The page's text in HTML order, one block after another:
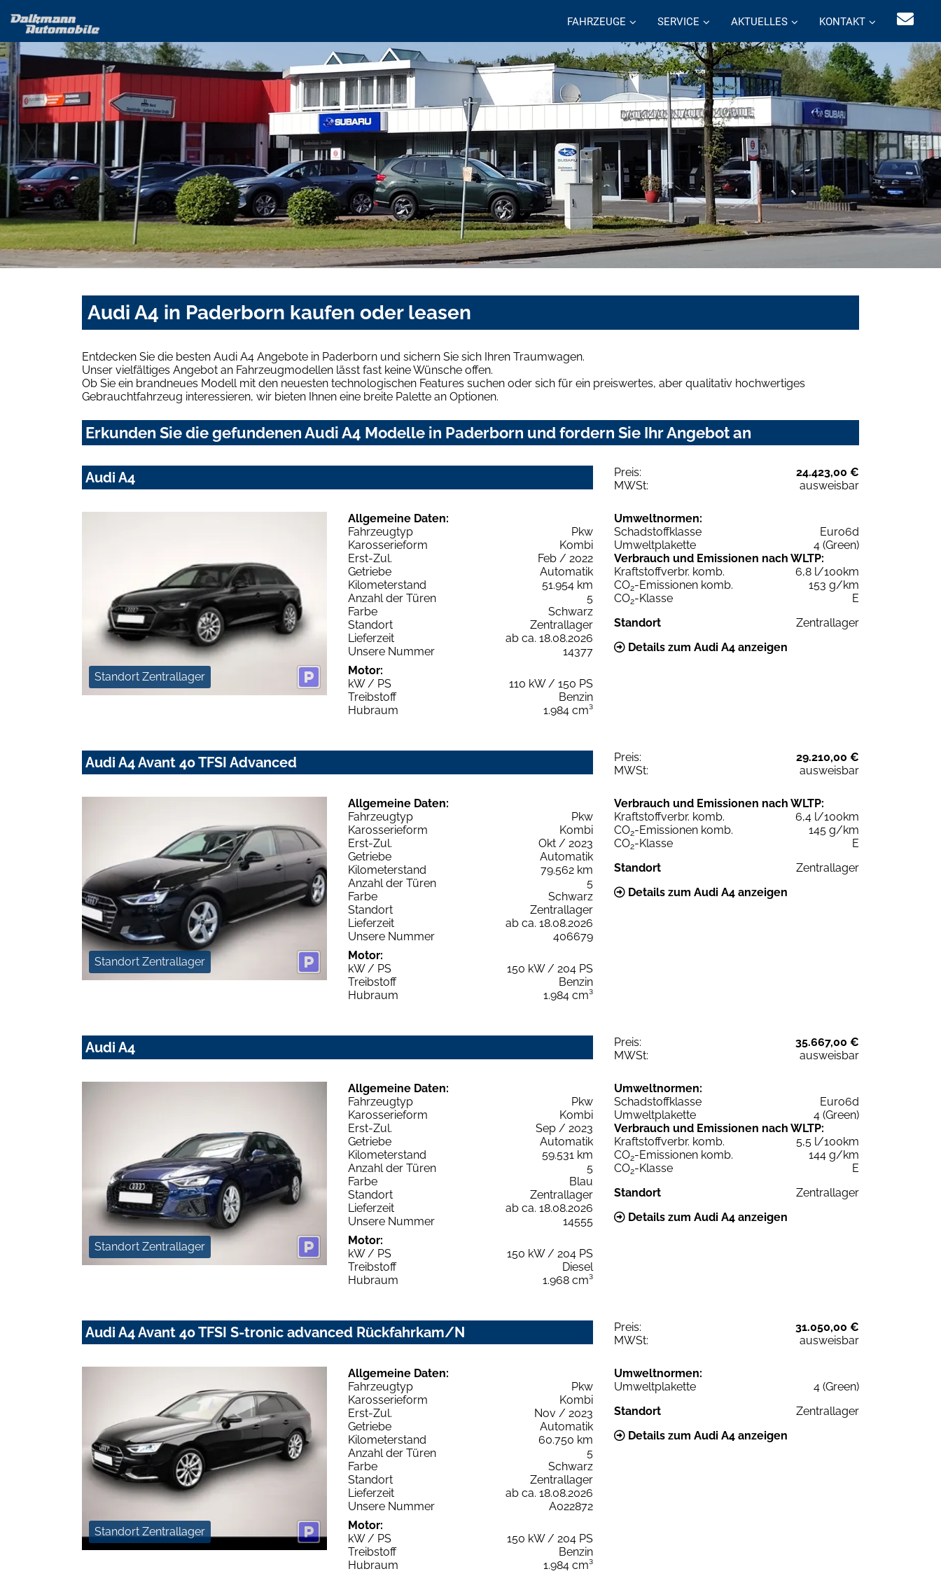
FAHRZEUGE SERVICE AKTUELLES KONTAKT
Audi A4 in Paderborn kaufen oder leasen
Entdecken Sie die besten Audi A4 Angebote in Paderborn und sichern Sie sich Ihren Traumwagen.
Unser vielfältiges Angebot an Fahrzeugmodellen lässt fast keine Wünsche offen.
Ob Sie ein brandneues Modell mit den neuesten technologischen Features suchen oder sich für ein preiswertes, aber qualitativ hochwertiges
Gebrauchtfahrzeug interessieren, wir bieten Ihnen eine breite Palette an Optionen.
Erkunden Sie die gefundenen Audi A4 Modelle in Paderborn und fordern Sie Ihr Angebot an
Audi A4 Preis:
24.423,00 €
MWSt:
ausweisbar
Standort Zentrallager
Allgemeine Daten:
Fahrzeugtyp
Pkw
Karosserieform
Kombi
Erst-Zul.
Feb / 2022
Getriebe
Automatik
Kilometerstand
51.954 km
Anzahl der Türen
5
Farbe
Schwarz
Standort
Zentrallager
Lieferzeit
ab ca. 18.08.2026
Unsere Nummer
14377
Motor:
kW / PS
110 kW / 150 PS
Treibstoff
Benzin
Hubraum
1.984 cm³
Umweltnormen:
Schadstoffklasse
Euro6d
Umweltplakette
4 (Green)
Verbrauch und Emissionen nach WLTP:
Kraftstoffverbr. komb.
6,8 l/100km
CO2-Emissionen komb.
153 g/km
CO2-Klasse
E
Standort
Zentrallager
Details zum Audi A4 anzeigen
Audi A4 Avant 40 TFSI Advanced Preis:
29.210,00 €
MWSt:
ausweisbar
Standort Zentrallager
Allgemeine Daten:
Fahrzeugtyp
Pkw
Karosserieform
Kombi
Erst-Zul.
Okt / 2023
Getriebe
Automatik
Kilometerstand
79.562 km
Anzahl der Türen
5
Farbe
Schwarz
Standort
Zentrallager
Lieferzeit
ab ca. 18.08.2026
Unsere Nummer
406679
Motor:
kW / PS
150 kW / 204 PS
Treibstoff
Benzin
Hubraum
1.984 cm³
Verbrauch und Emissionen nach WLTP:
Kraftstoffverbr. komb.
6,4 l/100km
CO2-Emissionen komb.
145 g/km
CO2-Klasse
E
Standort
Zentrallager
Details zum Audi A4 anzeigen
Audi A4 Preis:
35.667,00 €
MWSt:
ausweisbar
Standort Zentrallager
Allgemeine Daten:
Fahrzeugtyp
Pkw
Karosserieform
Kombi
Erst-Zul.
Sep / 2023
Getriebe
Automatik
Kilometerstand
59.531 km
Anzahl der Türen
5
Farbe
Blau
Standort
Zentrallager
Lieferzeit
ab ca. 18.08.2026
Unsere Nummer
14555
Motor:
kW / PS
150 kW / 204 PS
Treibstoff
Diesel
Hubraum
1.968 cm³
Umweltnormen:
Schadstoffklasse
Euro6d
Umweltplakette
4 (Green)
Verbrauch und Emissionen nach WLTP:
Kraftstoffverbr. komb.
5,5 l/100km
CO2-Emissionen komb.
144 g/km
CO2-Klasse
E
Standort
Zentrallager
Details zum Audi A4 anzeigen
Audi A4 Avant 40 TFSI S-tronic advanced Rückfahrkam/N Preis:
31.050,00 €
MWSt:
ausweisbar
Standort Zentrallager
Allgemeine Daten:
Fahrzeugtyp
Pkw
Karosserieform
Kombi
Erst-Zul.
Nov / 2023
Getriebe
Automatik
Kilometerstand
60.750 km
Anzahl der Türen
5
Farbe
Schwarz
Standort
Zentrallager
Lieferzeit
ab ca. 18.08.2026
Unsere Nummer
A022872
Motor:
kW / PS
150 kW / 204 PS
Treibstoff
Benzin
Hubraum
1.984 cm³
Umweltnormen:
Umweltplakette
4 (Green)
Standort
Zentrallager
Details zum Audi A4 anzeigen